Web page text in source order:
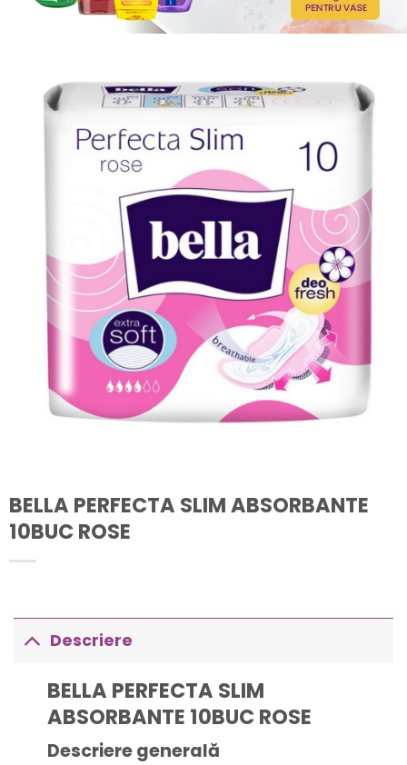
BELLA PERFECTA SLIM ABSORBANTE
10BUC ROSE
Descriere
BELLA PERFECTA SLIM
ABSORBANTE 10BUC ROSE
Descriere generală